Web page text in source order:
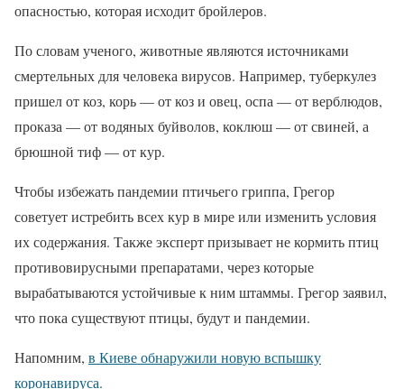
опасностью, которая исходит бройлеров.
По словам ученого, животные являются источниками
смертельных для человека вирусов. Например, туберкулез
пришел от коз, корь — от коз и овец, оспа — от верблюдов,
проказа — от водяных буйволов, коклюш — от свиней, а
брюшной тиф — от кур.
Чтобы избежать пандемии птичьего гриппа, Грегор
советует истребить всех кур в мире или изменить условия
их содержания. Также эксперт призывает не кормить птиц
противовирусными препаратами, через которые
вырабатываются устойчивые к ним штаммы. Грегор заявил,
что пока существуют птицы, будут и пандемии.
Напомним, в Киеве обнаружили новую вспышку
коронавируса.